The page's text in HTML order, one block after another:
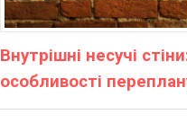
Внутрішні несучі
особливості